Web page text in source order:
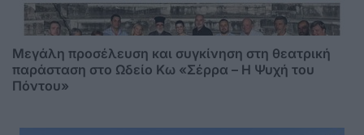
Μεγάλη προσέλευση και συγκίνηση στη θεατρική
παράσταση στο Ωδείο Κω «Σέρρα – Η Ψυχή του
Πόντου»